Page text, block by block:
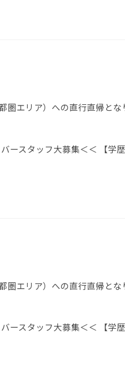
圏エリア）への直行直帰と
ースタッフ大募集＜＜ 【学
圏エリア）への直行直帰と
ースタッフ大募集＜＜ 【学